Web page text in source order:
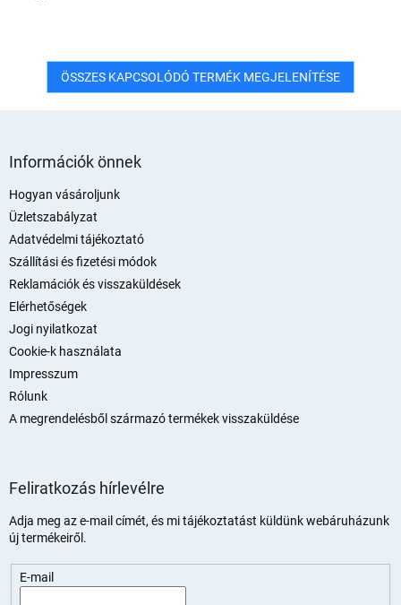
ÖSSZES KAPCSOLÓDÓ TERMÉK MEGJELENÍTÉSE
Információk önnek
Hogyan vásároljunk
Üzletszabályzat
Adatvédelmi tájékoztató
Szállítási és fizetési módok
Reklamációk és visszaküldések
Elérhetőségek
Jogi nyilatkozat
Cookie-k használata
Impresszum
Rólunk
A megrendelésből származó termékek visszaküldése
Feliratkozás hírlevélre
Adja meg az e-mail címét, és mi tájékoztatást küldünk webáruházunk
új termékeiről.
E-mail